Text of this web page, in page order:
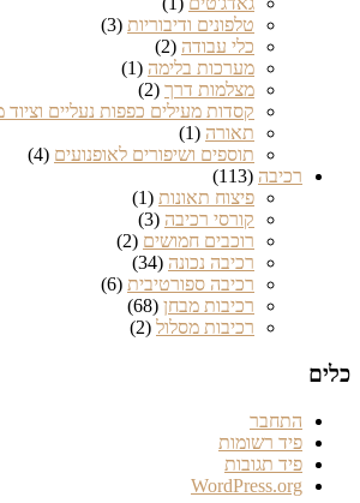
טלפונים ודיבוריות(3)
כלי עבודה(2)
מערכות בלימה(1)
מצלמות דרך(2)
קסדות מעילים כפפות נעליים וציוד מיגון(23)
תאורה(1)
תוספים ושיפורים לאופנועים(4)
רכיבה(113)
פיצוח תאונות(1)
קורסי רכיבה(3)
רוכבים חמושים(2)
רכיבה נכונה (34)
רכיבה ספורטיבית(6)
רכיבות מבחן (68)
רכיבות מסלול(2)
התחבר
פיד רשומות
פיד תגובות
WordPress.org